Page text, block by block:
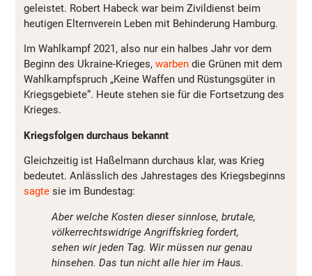
geleistet. Robert Habeck war beim Zivildienst beim
heutigen Elternverein Leben mit Behinderung Hamburg.
Im Wahlkampf 2021, also nur ein halbes Jahr vor dem
Beginn des Ukraine-Krieges, warben die Grünen mit dem
Wahlkampfspruch „Keine Waffen und Rüstungsgüter in
Kriegsgebiete“. Heute stehen sie für die Fortsetzung des
Krieges.
Kriegsfolgen durchaus bekannt
Gleichzeitig ist Haßelmann durchaus klar, was Krieg
bedeutet. Anlässlich des Jahrestages des Kriegsbeginns
sagte sie im Bundestag:
Aber welche Kosten dieser sinnlose, brutale,
völkerrechtswidrige Angriffskrieg fordert,
sehen wir jeden Tag. Wir müssen nur genau
hinsehen. Das tun nicht alle hier im Haus.